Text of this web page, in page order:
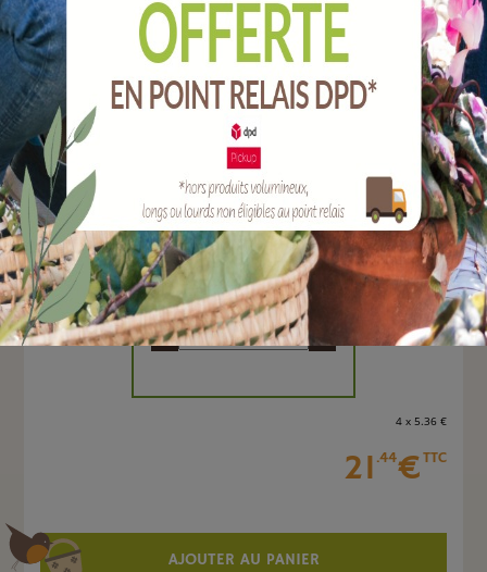
Kit robinet 1/4 de tour laiton pour traversé
de cuve à eau PVC.
Ref : A872497
EAN :
Marque :
Quantité :
Unité
- +
4 x 5.36 €
21 .44€TTC
AJOUTER AU PANIER